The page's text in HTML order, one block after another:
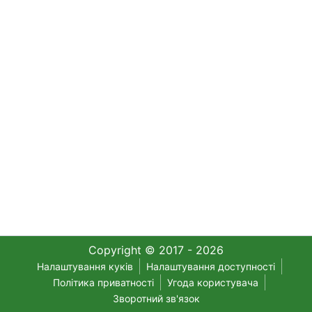
Copyright © 2017 - 2026
Налаштування куків
Налаштування доступності
Політика приватності
Угода користувача
Зворотний зв'язок